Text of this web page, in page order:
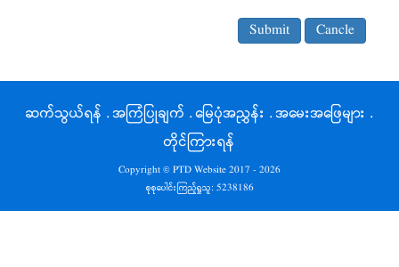
ဆက်သွယ်ရန် .အကြံပြုချက် .မြေပုံအညွှန်း .အမေးအဖြေများ .
တိုင်ကြားရန်
Copyright © PTD Website 2017 - 2026
စုစုပေါင်းကြည့်ရှုသူ: 5238186